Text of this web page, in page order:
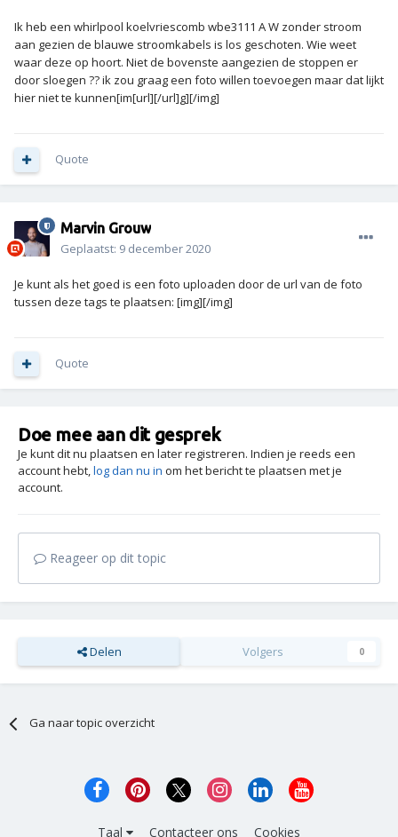
Ik heb een whirlpool koelvriescomb wbe3111 A W zonder stroom
aan gezien de blauwe stroomkabels is los geschoten. Wie weet
waar deze op hoort. Niet de bovenste aangezien de stoppen er
door sloegen ?? ik zou graag een foto willen toevoegen maar dat lijkt
hier niet te kunnen[im[url][/url]g][/img]
Quote
Marvin Grouw
Geplaatst: 9 december 2020
Je kunt als het goed is een foto uploaden door de url van de foto
tussen deze tags te plaatsen: [img][/img]
Quote
Doe mee aan dit gesprek
Je kunt dit nu plaatsen en later registreren. Indien je reeds een
account hebt,log dan nu in om het bericht te plaatsen met je
account.
Reageer op dit topic
Delen Volgers 0
Ga naar topic overzicht
Taal Contacteer ons Cookies